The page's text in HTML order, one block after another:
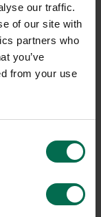
our traffic.
of our site with
partners who
you’ve
from your use
Softline 50